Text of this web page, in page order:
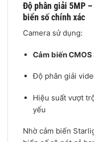
Độ phân giải 5MP
biển số chính xác
Camera sử dụng:
Cảm biến
Độ phân giải
Hiệu suất vượt
yếu
Nhờ cảm biến